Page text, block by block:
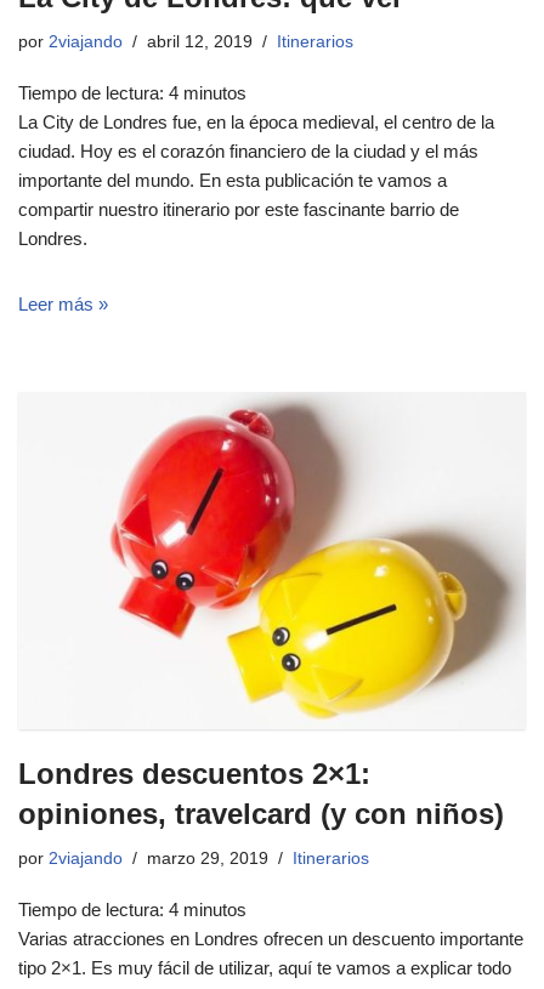
por 2viajando abril 12, 2019 Itinerarios
Tiempo de lectura: 4 minutos
La City de Londres fue, en la época medieval, el centro de la
ciudad. Hoy es el corazón financiero de la ciudad y el más
importante del mundo. En esta publicación te vamos a
compartir nuestro itinerario por este fascinante barrio de
Londres.
Leer más »
Londres descuentos 2×1:
opiniones, travelcard (y con niños)
por 2viajando marzo 29, 2019 Itinerarios
Tiempo de lectura: 4 minutos
Varias atracciones en Londres ofrecen un descuento importante
tipo 2×1. Es muy fácil de utilizar, aquí te vamos a explicar todo